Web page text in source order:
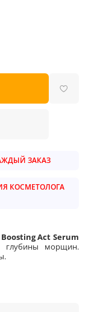
ЗАКАЗ
КОСМЕТОЛОГА
Act Serum
глубины морщин.
.